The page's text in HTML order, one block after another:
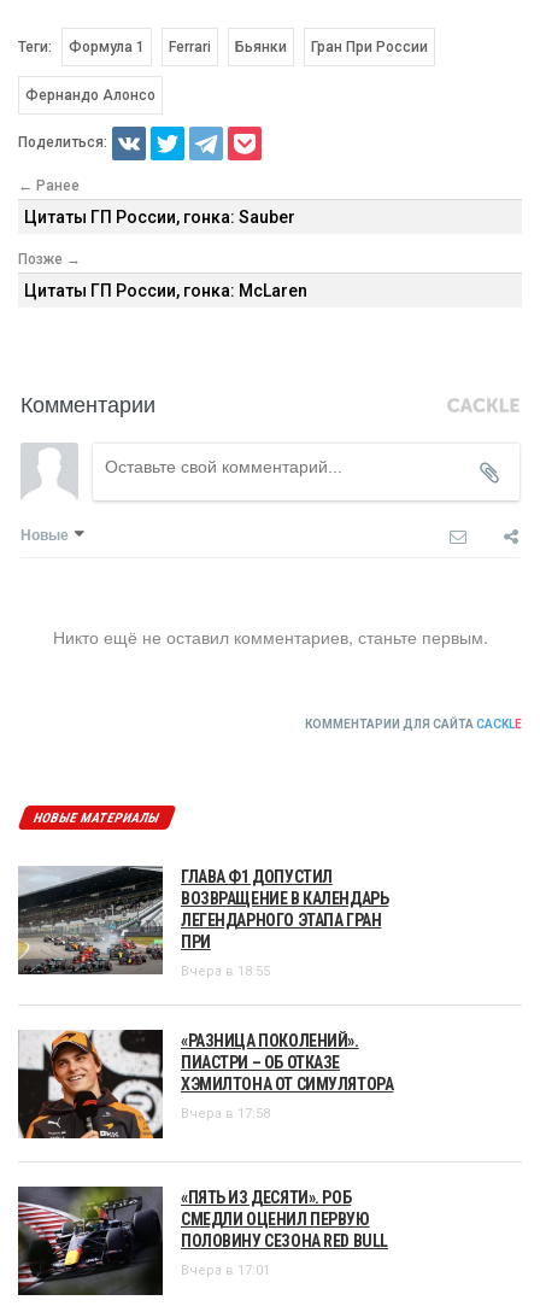
Теги: Формула 1 Ferrari Бьянки Гран При России
Фернандо Алонсо
Поделиться:
← Ранее
Цитаты ГП России, гонка: Sauber
Позже →
Цитаты ГП России, гонка: McLaren
Комментарии
Новые
Никто ещё не оставил комментариев, станьте первым.
КОММЕНТАРИИ ДЛЯ САЙТА CACKLE
НОВЫЕ МАТЕРИАЛЫ
ГЛАВА Ф1 ДОПУСТИЛ
ВОЗВРАЩЕНИЕ В КАЛЕНДАРЬ
ЛЕГЕНДАРНОГО ЭТАПА ГРАН
ПРИ
Вчера в 18:55
«РАЗНИЦА ПОКОЛЕНИЙ».
ПИАСТРИ – ОБ ОТКАЗЕ
ХЭМИЛТОНА ОТ СИМУЛЯТОРА
Вчера в 17:58
«ПЯТЬ ИЗ ДЕСЯТИ». РОБ
СМЕДЛИ ОЦЕНИЛ ПЕРВУЮ
ПОЛОВИНУ СЕЗОНА RED BULL
Вчера в 17:01